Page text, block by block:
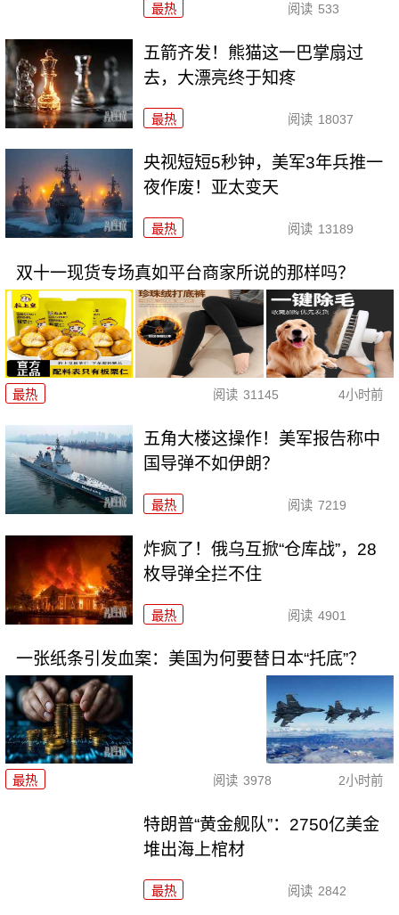
最热 阅读 533
五箭齐发！熊猫这一巴掌扇过
去，大漂亮终于知疼
最热 阅读 18037
央视短短5秒钟，美军3年兵推一
夜作废！亚太变天
最热 阅读 13189
双十一现货专场真如平台商家所说的那样吗？
最热 阅读 31145 4小时前
五角大楼这操作！美军报告称中
国导弹不如伊朗？
最热 阅读 7219
炸疯了！俄乌互掀“仓库战”，28
枚导弹全拦不住
最热 阅读 4901
一张纸条引发血案：美国为何要替日本“托底”？
最热 阅读 3978 2小时前
特朗普“黄金舰队”：2750亿美金
堆出海上棺材
最热 阅读 2842